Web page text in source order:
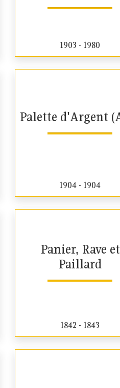
1903 - 1980
Palette d'Argent
1904 - 1904
Panier, Rave et
Paillard
1842 - 1843